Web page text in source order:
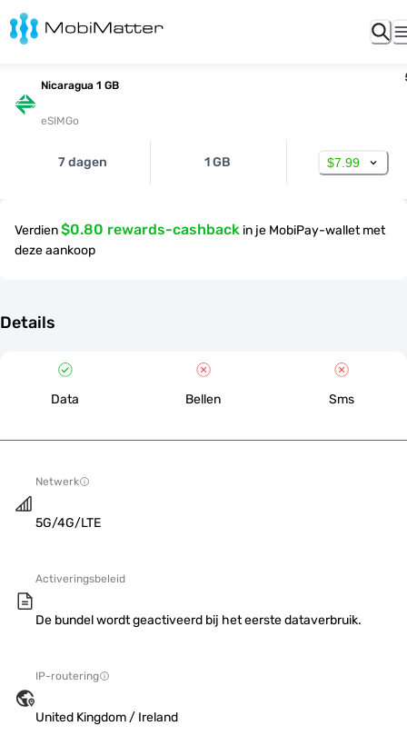
Nicaragua 1 GB
eSIMGo
7 dagen 1 GB $7.99
Verdien$0.80 rewards-cashback in je MobiPay-wallet met
deze aankoop
Details
Data Bellen Sms
Netwerk
5G/4G/LTE
Activeringsbeleid
De bundel wordt geactiveerd bij het eerste dataverbruik.
IP-routering
United Kingdom / Ireland